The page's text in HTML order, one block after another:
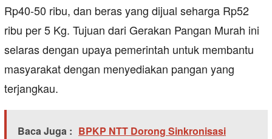
Rp40-50 ribu, dan beras yang dijual seharga Rp52
ribu per 5 Kg. Tujuan dari Gerakan Pangan Murah ini
selaras dengan upaya pemerintah untuk membantu
masyarakat dengan menyediakan pangan yang
terjangkau.
Baca Juga : BPKP NTT Dorong Sinkronisasi